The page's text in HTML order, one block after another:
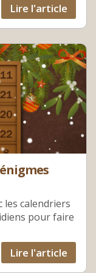
Lire l'article
les calendriers
pour faire
Lire l'article